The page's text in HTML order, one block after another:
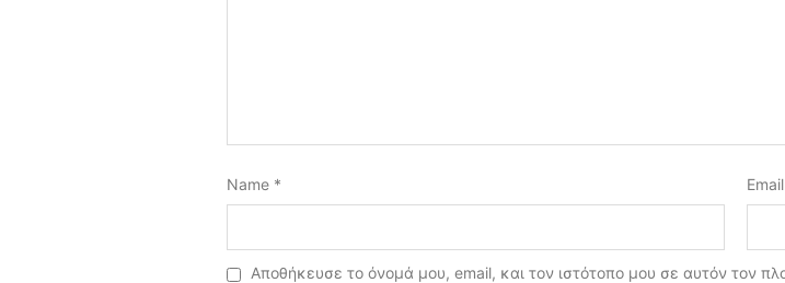
Name * Email
Αποθήκευσε το όνομά μου, email, και τον ιστότοπο μου σε αυτόν τον